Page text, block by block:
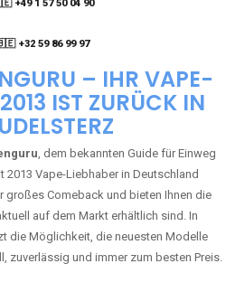
+49 1 57 50 04 90
+32 59 86 99 97
– IHR VAPE-
IST ZURÜCK IN
, dem bekannten Guide für Einweg
2013 Vape-Liebhaber in Deutschland
großes Comeback und bieten Ihnen die
auf dem Markt erhältlich sind. In
die Möglichkeit, die neuesten Modelle
zuverlässig und immer zum besten Preis.